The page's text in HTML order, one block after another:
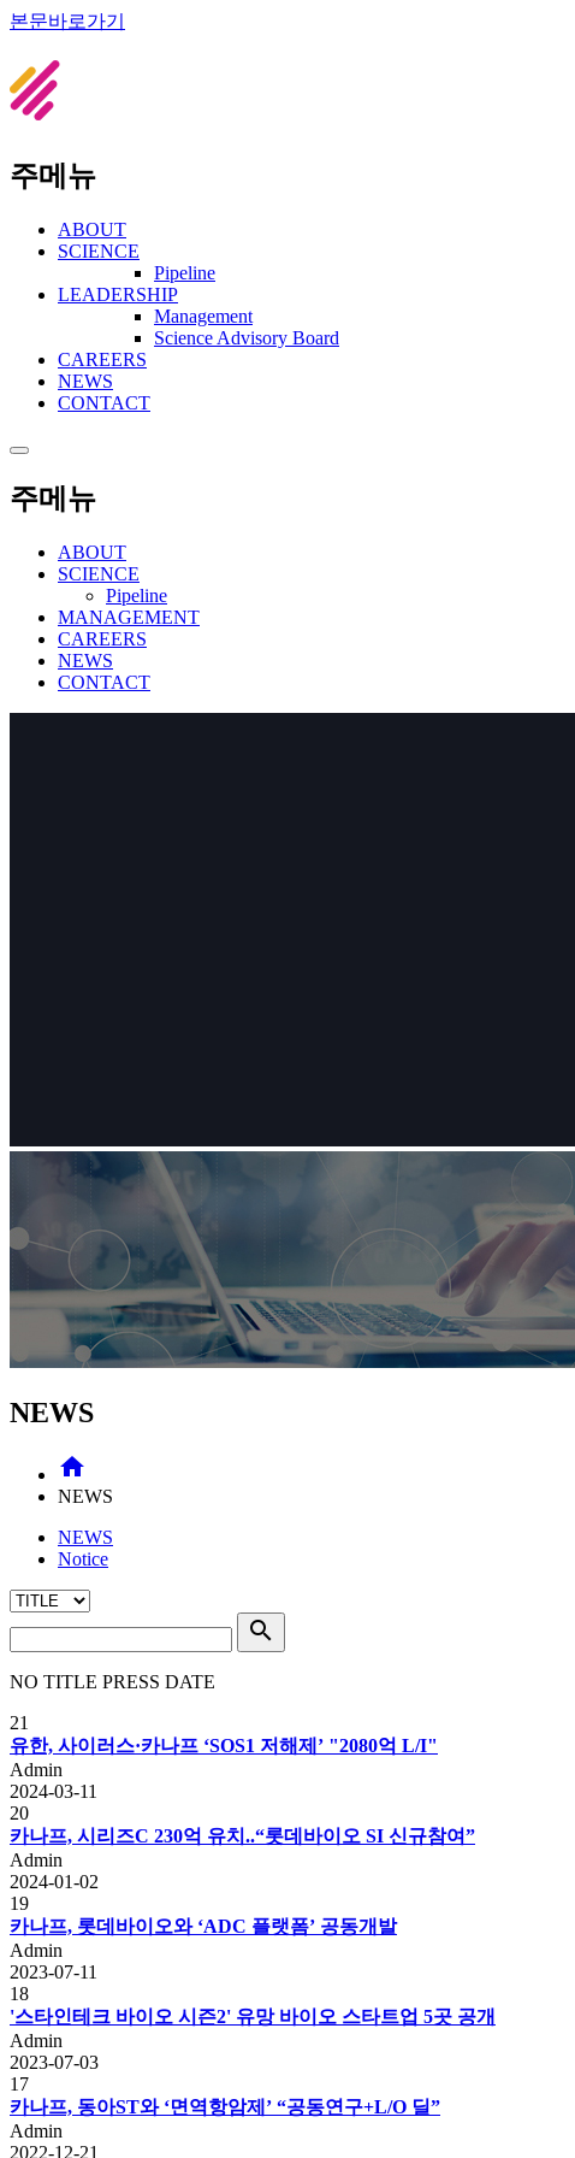
본문바로가기
주메뉴
ABOUT
SCIENCE
Pipeline
LEADERSHIP
Management
Science Advisory Board
CAREERS
NEWS
CONTACT
주메뉴
ABOUT
SCIENCE
Pipeline
MANAGEMENT
CAREERS
NEWS
CONTACT
NEWS

NEWS
NEWS
Notice

NO TITLE PRESS DATE
21
유한, 사이러스·카나프 ‘SOS1 저해제’ "2080억 L/I"
Admin
2024-03-11
20
카나프, 시리즈C 230억 유치..“롯데바이오 SI 신규참여”
Admin
2024-01-02
19
카나프, 롯데바이오와 ‘ADC 플랫폼’ 공동개발
Admin
2023-07-11
18
'스타인테크 바이오 시즌2' 유망 바이오 스타트업 5곳 공개
Admin
2023-07-03
17
카나프, 동아ST와 ‘면역항암제’ “공동연구+L/O 딜”
Admin
2022-12-21